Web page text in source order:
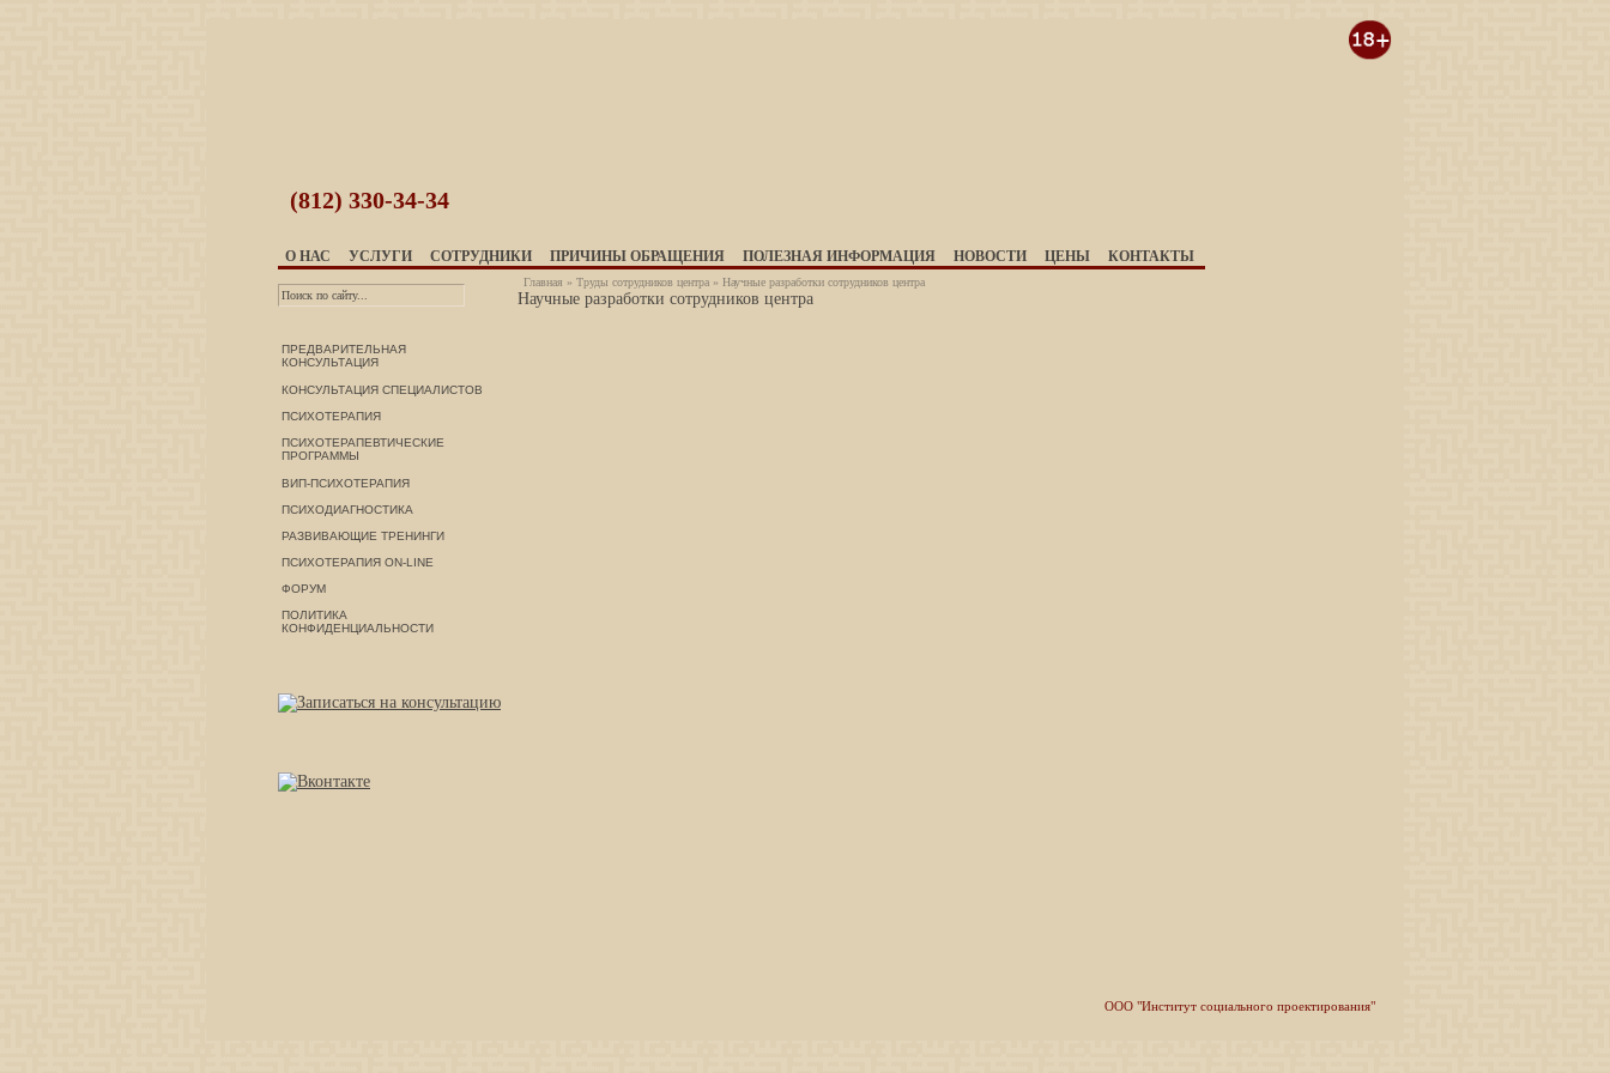
(812) 330-34-34
О НАС УСЛУГИ СОТРУДНИКИ ПРИЧИНЫ ОБРАЩЕНИЯ ПОЛЕЗНАЯ ИНФОРМАЦИЯ НОВОСТИ ЦЕНЫ КОНТАКТЫ
ПРЕДВАРИТЕЛЬНАЯ
КОНСУЛЬТАЦИЯ
КОНСУЛЬТАЦИЯ СПЕЦИАЛИСТОВ
ПСИХОТЕРАПИЯ
ПСИХОТЕРАПЕВТИЧЕСКИЕ
ПРОГРАММЫ
ВИП-ПСИХОТЕРАПИЯ
ПСИХОДИАГНОСТИКА
РАЗВИВАЮЩИЕ ТРЕНИНГИ
ПСИХОТЕРАПИЯ ON-LINE
ФОРУМ
ПОЛИТИКА
КОНФИДЕНЦИАЛЬНОСТИ
Главная » Труды сотрудников центра » Научные разработки сотрудников центра
Научные разработки сотрудников центра
ООО "Институт социального проектирования"